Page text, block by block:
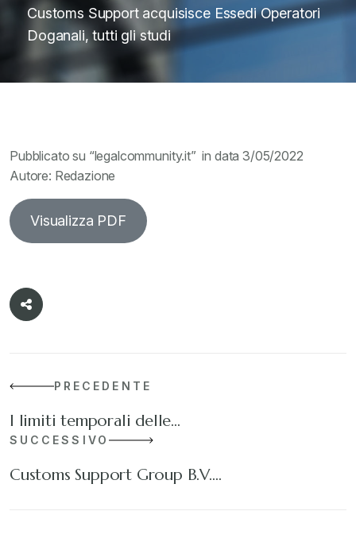
Customs Support acquisisce Essedi Operatori
Doganali, tutti gli studi
Pubblicato su “legalcommunity.it” in data 3/05/2022
Autore: Redazione
Visualizza PDF
PRECEDENTE
I limiti temporali delle…
SUCCESSIVO
Customs Support Group B.V.…